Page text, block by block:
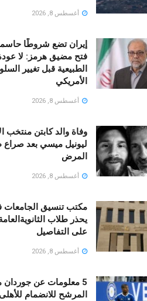
أغسطس 8, 2026
إيران تضع شروطًا
فتح مضيق هرمز: لا
الطبيعية قبل تغيير
الأمريكي
أغسطس 8, 2026
وفاة والد كابتن منتخب
ليونيل ميسي بعد
المرض
أغسطس 8, 2026
مكتب تنسيق
يحذر طلاب
على التفاصيل
أغسطس 8, 2026
5 معلومات عن جوردان
المرشح للانضمام